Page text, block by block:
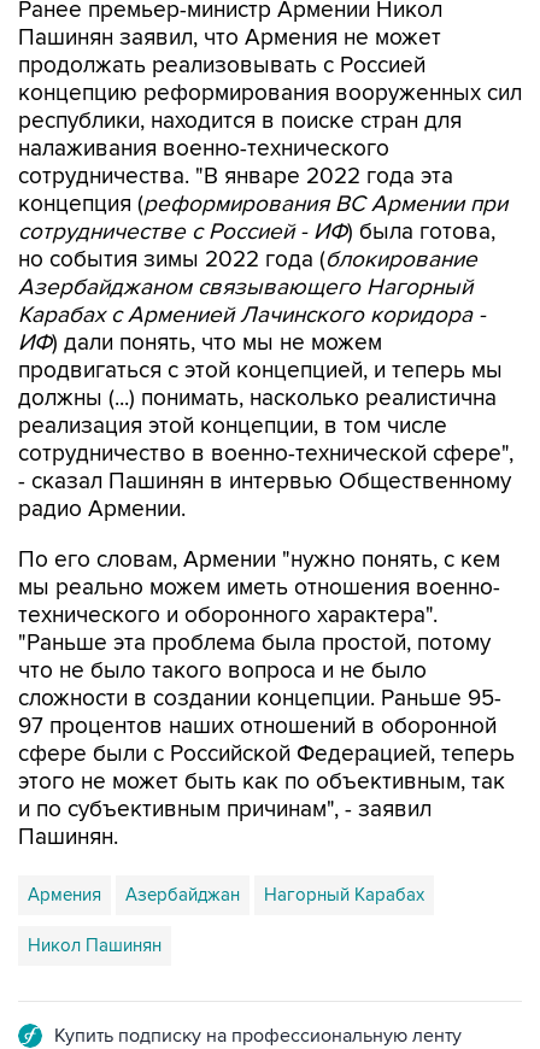
продолжать реализовывать с Россией
концепцию реформирования вооруженных сил
республики, находится в поиске стран для
налаживания военно-технического
сотрудничества. "В январе 2022 года эта
концепция (реформирования ВС Армении при
сотрудничестве с Россией - ИФ) была готова,
но события зимы 2022 года (блокирование
Азербайджаном связывающего Нагорный
Карабах с Арменией Лачинского коридора -
ИФ) дали понять, что мы не можем
продвигаться с этой концепцией, и теперь мы
должны (...) понимать, насколько реалистична
реализация этой концепции, в том числе
сотрудничество в военно-технической сфере",
- сказал Пашинян в интервью Общественному
радио Армении.
По его словам, Армении "нужно понять, с кем
технического и оборонного характера".
"Раньше эта проблема была простой, потому
что не было такого вопроса и не было
сложности в создании концепции. Раньше 95-
97 процентов наших отношений в оборонной
сфере были с Российской Федерацией, теперь
этого не может быть как по объективным, так
и по субъективным причинам", - заявил
Пашинян.
Армения
Никол Пашинян
Подписаться на рассылку главных новостей сайта